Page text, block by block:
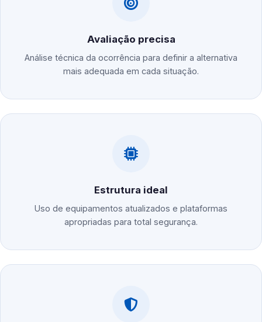
Avaliação precisa
Análise técnica da ocorrência para definir a alternativa
mais adequada em cada situação.
Estrutura ideal
Uso de equipamentos atualizados e plataformas
apropriadas para total segurança.